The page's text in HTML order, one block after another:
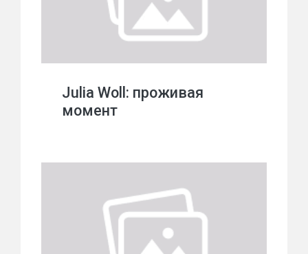
Julia Woll: проживая
момент